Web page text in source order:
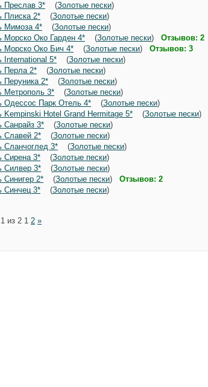
Преслав 3* (Золотые пески)
Плиска 2* (Золотые пески)
Мимоза 4* (Золотые пески)
Морско Око Гарден 4* (Золотые пески) Отзывов: 2
Морско Око Бич 4* (Золотые пески) Отзывов: 3
International 5* (Золотые пески)
Перла 2* (Золотые пески)
Перуника 2* (Золотые пески)
Метрополь 3* (Золотые пески)
Одессос Парк Отель 4* (Золотые пески)
Kempinski Hotel Grand Hermitage 5* (Золотые пески)
Санрайз 3* (Золотые пески)
Славей 2* (Золотые пески)
Сланчоглед 3* (Золотые пески)
Сирена 3* (Золотые пески)
Силвер 3* (Золотые пески)
Синигер 2* (Золотые пески) Отзывов: 2
Синчец 3* (Золотые пески)
из 2 1 2 »